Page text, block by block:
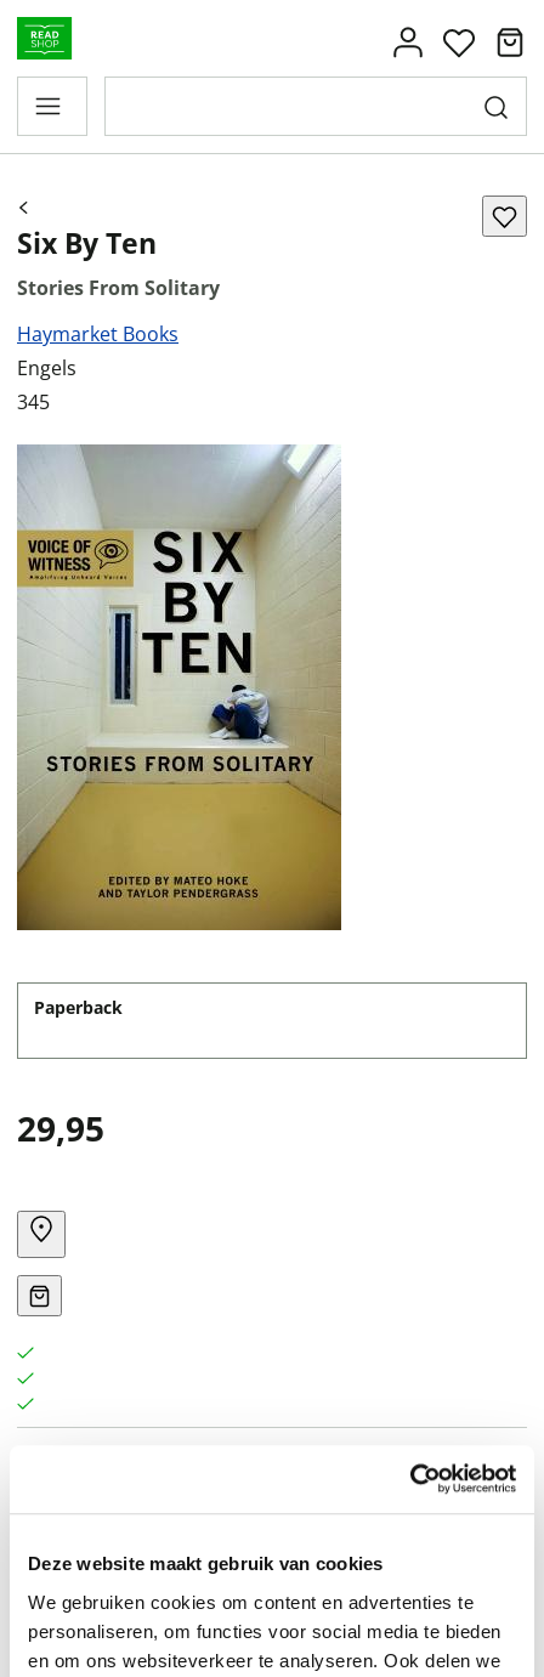
Deze website maakt gebruik van cookies
We gebruiken cookies om content en advertenties te
personaliseren, om functies voor social media te bieden
en om ons websiteverkeer te analyseren. Ook delen we
Six By Ten
Stories From Solitary
Haymarket Books
Engels
345
Paperback
29,95
A collection of intimate portraits told directly by people